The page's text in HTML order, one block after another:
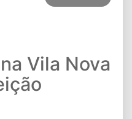
Vila Nova